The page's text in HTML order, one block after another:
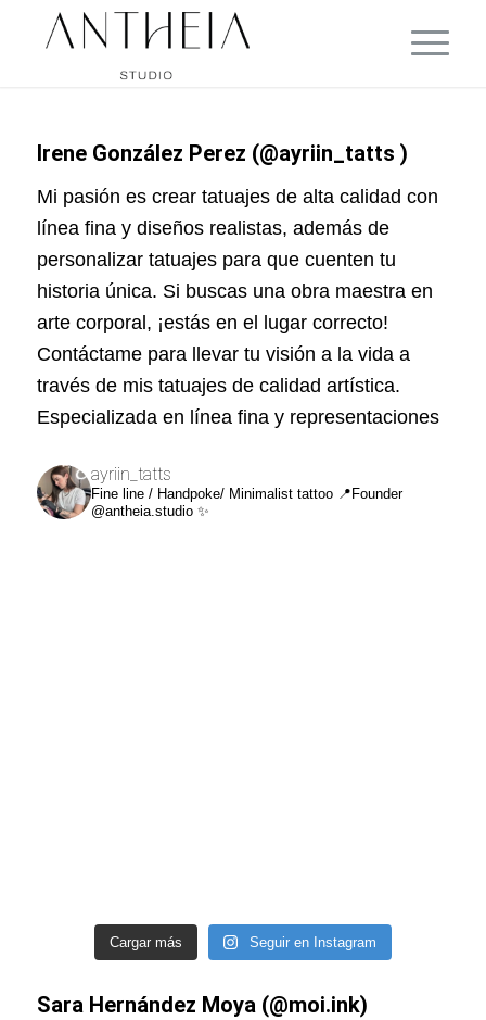
Irene González Perez (@ayriin_tatts )
Mi pasión es crear tatuajes de alta calidad con
línea fina y diseños realistas, además de
personalizar tatuajes para que cuenten tu
historia única. Si buscas una obra maestra en
arte corporal, ¡estás en el lugar correcto!
Contáctame para llevar tu visión a la vida a
través de mis tatuajes de calidad artística.
Especializada en línea fina y representaciones
ayriin_tatts
Fine line / Handpoke/ Minimalist tattoo📍Founder
@antheia.studio ✨
Cargar más Seguir en Instagram
Sara Hernández Moya (@moi.ink)